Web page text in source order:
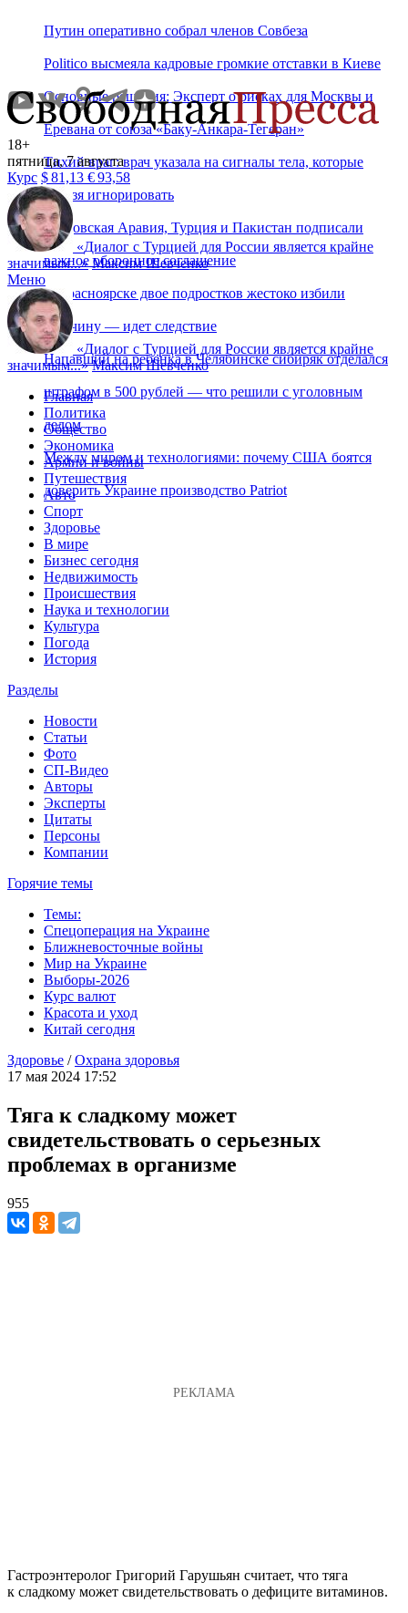
Путин оперативно собрал членов Совбеза
Politico высмеяла кадровые громкие отставки в Киеве
Основные решения: Эксперт о рисках для Москвы и
Еревана от союза «Баку-Анкара-Тегеран»
Тихий враг: врач указала на сигналы тела, которые
нельзя игнорировать
Саудовская Аравия, Турция и Пакистан подписали
важное оборонное соглашение
В Красноярске двое подростков жестоко избили
мужчину — идет следствие
Напавший на ребенка в Челябинске сибиряк отделался
штрафом в 500 рублей — что решили с уголовным
делом
Между миром и технологиями: почему США боятся
доверить Украине производство Patriot
18+
пятница, 7 августа
Курс $81,13 €93,58
«Диалог с Турцией для России является крайне
значимым...» Максим Шевченко
Меню
«Диалог с Турцией для России является крайне
значимым...» Максим Шевченко
Главная
Политика
Общество
Экономика
Армии и войны
Путешествия
Авто
Спорт
Здоровье
В мире
Бизнес сегодня
Недвижимость
Происшествия
Наука и технологии
Культура
Погода
История
Разделы
Новости
Статьи
Фото
СП-Видео
Авторы
Эксперты
Цитаты
Персоны
Компании
Горячие темы
Темы:
Спецоперация на Украине
Ближневосточные войны
Мир на Украине
Выборы-2026
Курс валют
Красота и уход
Китай сегодня
Здоровье /Охрана здоровья
17 мая 2024 17:52
Тяга к сладкому может
свидетельствовать о серьезных
проблемах в организме
955
Гастроэнтеролог Григорий Гарушьян считает, что тяга
к сладкому может свидетельствовать о дефиците витаминов.